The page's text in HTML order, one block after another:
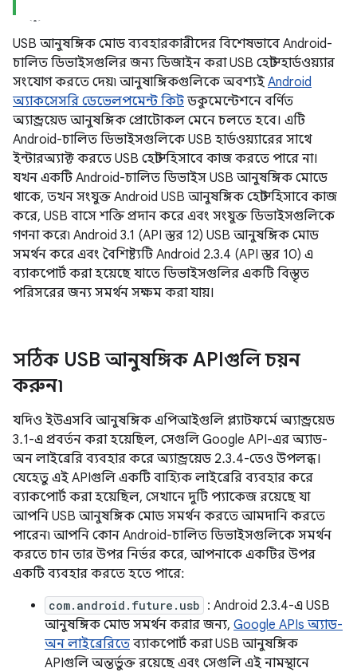
USB আনুষঙ্গিক মোড ব্যবহারকারীদের বিশেষভাবে Android-
চালিত ডিভাইসগুলির জন্য ডিজাইন করা USB হোস্ট হার্ডওয়্যার
সংযোগ করতে দেয়৷ আনুষাঙ্গিকগুলিকে অবশ্যই Android
অ্যাকসেসরি ডেভেলপমেন্ট কিট ডকুমেন্টেশনে বর্ণিত
অ্যান্ড্রয়েড আনুষঙ্গিক প্রোটোকল মেনে চলতে হবে। এটি
Android-চালিত ডিভাইসগুলিকে USB হার্ডওয়্যারের সাথে
ইন্টারঅ্যাক্ট করতে USB হোস্ট হিসাবে কাজ করতে পারে না।
যখন একটি Android-চালিত ডিভাইস USB আনুষঙ্গিক মোডে
থাকে, তখন সংযুক্ত Android USB আনুষঙ্গিক হোস্ট হিসাবে কাজ
করে, USB বাসে শক্তি প্রদান করে এবং সংযুক্ত ডিভাইসগুলিকে
গণনা করে৷ Android 3.1 (API স্তর 12) USB আনুষঙ্গিক মোড
সমর্থন করে এবং বৈশিষ্ট্যটি Android 2.3.4 (API স্তর 10) এ
ব্যাকপোর্ট করা হয়েছে যাতে ডিভাইসগুলির একটি বিস্তৃত
পরিসরের জন্য সমর্থন সক্ষম করা যায়।
সঠিক USB আনুষঙ্গিক APIগুলি চয়ন
করুন৷
যদিও ইউএসবি আনুষঙ্গিক এপিআইগুলি প্ল্যাটফর্মে অ্যান্ড্রয়েড
3.1-এ প্রবর্তন করা হয়েছিল, সেগুলি Google API-এর অ্যাড-
অন লাইব্রেরি ব্যবহার করে অ্যান্ড্রয়েড 2.3.4-তেও উপলব্ধ।
যেহেতু এই APIগুলি একটি বাহ্যিক লাইব্রেরি ব্যবহার করে
ব্যাকপোর্ট করা হয়েছিল, সেখানে দুটি প্যাকেজ রয়েছে যা
আপনি USB আনুষঙ্গিক মোড সমর্থন করতে আমদানি করতে
পারেন৷ আপনি কোন Android-চালিত ডিভাইসগুলিকে সমর্থন
করতে চান তার উপর নির্ভর করে, আপনাকে একটির উপর
একটি ব্যবহার করতে হতে পারে:
com.android.future.usb : Android 2.3.4-এ USB
আনুষঙ্গিক মোড সমর্থন করার জন্য, Google APIs অ্যাড-
অন লাইব্রেরিতে ব্যাকপোর্ট করা USB আনুষঙ্গিক
APIগুলি অন্তর্ভুক্ত রয়েছে এবং সেগুলি এই নামস্থানে